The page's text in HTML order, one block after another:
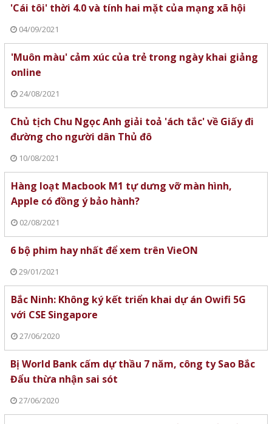
'Cái tôi' thời 4.0 và tính hai mặt của mạng xã hội
04/09/2021
'Muôn màu' cảm xúc của trẻ trong ngày khai giảng
online
24/08/2021
Chủ tịch Chu Ngọc Anh giải toả 'ách tắc' về Giấy đi
đường cho người dân Thủ đô
10/08/2021
Hàng loạt Macbook M1 tự dưng vỡ màn hình,
Apple có đồng ý bảo hành?
02/08/2021
6 bộ phim hay nhất để xem trên VieON
29/01/2021
Bắc Ninh: Không ký kết triển khai dự án Owifi 5G
với CSE Singapore
27/06/2020
Bị World Bank cấm dự thầu 7 năm, công ty Sao Bắc
Đẩu thừa nhận sai sót
27/06/2020